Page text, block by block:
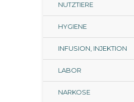
NUTZTIERE
HYGIENE
INFUSION, INJEKTION
LABOR
NARKOSE